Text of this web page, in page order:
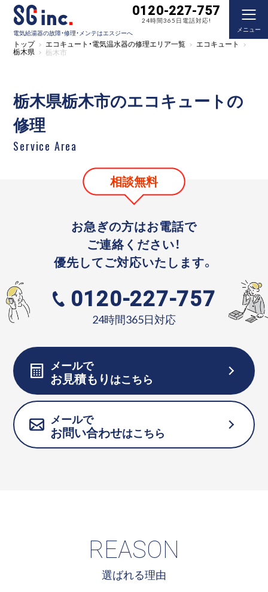
電気給湯器の故障・修理・メンテはエスジーへ
0120-227-757
24時間365日電話対応!
メニュー
トップ エコキュート・電気温水器の修理エリア一覧 エコキュート
栃木県 栃木市
栃木県栃木市のエコキュートの
修理
Service Area
相談無料
お急ぎの方はお電話で
ご連絡ください！
優先してご対応いたします。
0120-227-757
24時間365日対応
メールで
お見積もりはこちら
メールで
お問い合わせはこちら
REASON
選ばれる理由